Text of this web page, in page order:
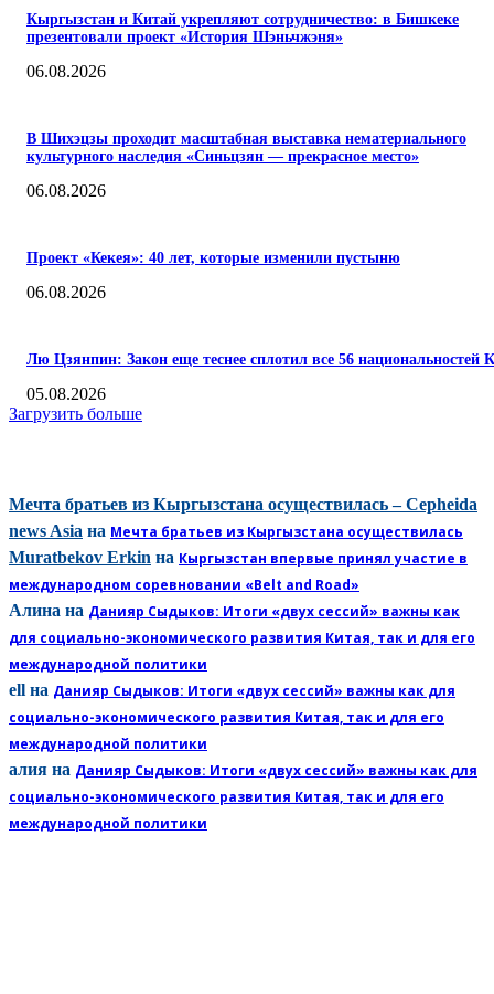
Кыргызстан и Китай укрепляют сотрудничество: в Бишкеке
презентовали проект «История Шэньчжэня»
06.08.2026
В Шихэцзы проходит масштабная выставка нематериального
культурного наследия «Синьцзян — прекрасное место»
06.08.2026
Проект «Кекея»: 40 лет, которые изменили пустыню
06.08.2026
Лю Цзянпин: Закон еще теснее сплотил все 56 национальностей
05.08.2026
Загрузить больше
Мечта братьев из Кыргызстана осуществилась – Cepheida
news Asia на Мечта братьев из Кыргызстана осуществилась
Muratbekov Erkin на Кыргызстан впервые принял участие в
международном соревновании «Belt and Road»
Алина на Данияр Сыдыков: Итоги «двух сессий» важны как
для социально-экономического развития Китая, так и для его
международной политики
ell на Данияр Сыдыков: Итоги «двух сессий» важны как для
социально-экономического развития Китая, так и для его
международной политики
алия на Данияр Сыдыков: Итоги «двух сессий» важны как для
социально-экономического развития Китая, так и для его
международной политики